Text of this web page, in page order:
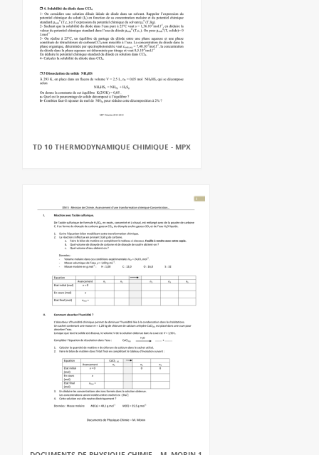
TD 10 THERMODYNAMIQUE CHIMIQUE - MPX